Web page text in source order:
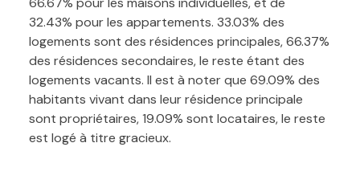
32.43% pour les appartements. 33.03% des
logements sont des résidences principales, 66.37%
des résidences secondaires, le reste étant des
logements vacants. Il est à noter que 69.09% des
habitants vivant dans leur résidence principale
sont propriétaires, 19.09% sont locataires, le reste
est logé à titre gracieux.